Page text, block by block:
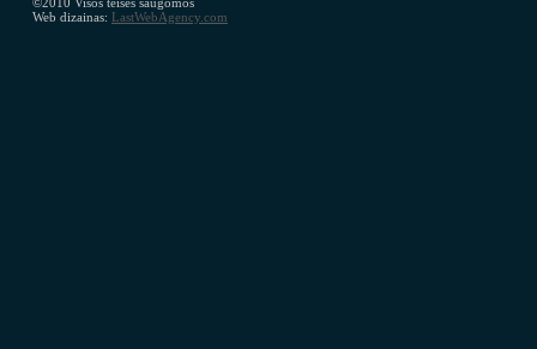
Web dizainas: LastWebAgency.com